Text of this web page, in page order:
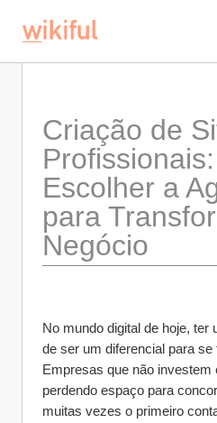
Criação de
Escolher a
para
Negócio
No mundo digital de hoje, ter
de ser um diferencial para
Empresas que não
perdendo espaço para
muitas vezes o primeiro